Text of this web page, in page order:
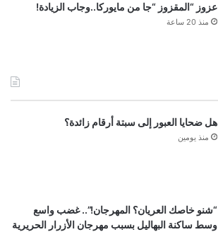
عزوز “المقزوز “جا من مايوركا..وجاب الزيادة!
منذ 20 ساعة
هل ضحايا العبور إلى سبتة أرقام زائدة؟
منذ يومين
“شنو خاصك العريان؟ المهرجان!”.. غضب واسع
وسط ساكنة البهاليل بسبب مهرجان الأزرار الحريرية